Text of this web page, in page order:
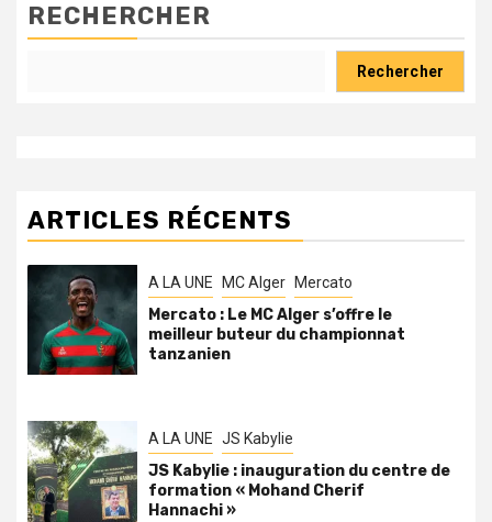
RECHERCHER
Rechercher
ARTICLES RÉCENTS
A LA UNE MC Alger Mercato
Mercato : Le MC Alger s’offre le
meilleur buteur du championnat
tanzanien
A LA UNE JS Kabylie
JS Kabylie : inauguration du centre de
formation « Mohand Cherif
Hannachi »